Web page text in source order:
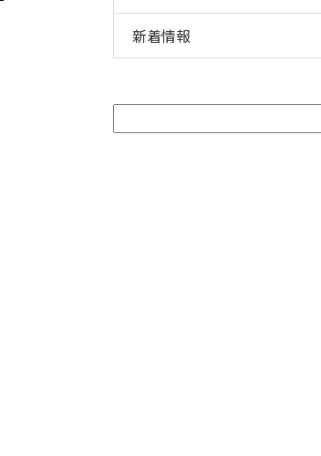
新着情報